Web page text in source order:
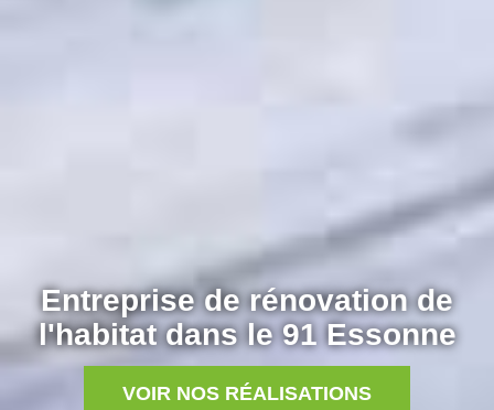
Entreprise de rénovation de
l'habitat dans le 91 Essonne
VOIR NOS RÉALISATIONS